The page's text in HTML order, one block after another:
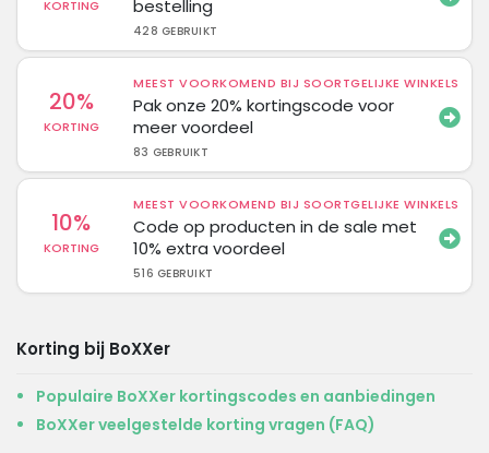
KORTING
bestelling
428 GEBRUIKT
20%
KORTING
MEEST VOORKOMEND BIJ SOORTGELIJKE WINKELS
Pak onze 20% kortingscode voor
meer voordeel
83 GEBRUIKT
10%
KORTING
MEEST VOORKOMEND BIJ SOORTGELIJKE WINKELS
Code op producten in de sale met
10% extra voordeel
516 GEBRUIKT
Korting bij BoXXer
Populaire BoXXer kortingscodes en aanbiedingen
BoXXer veelgestelde korting vragen (FAQ)